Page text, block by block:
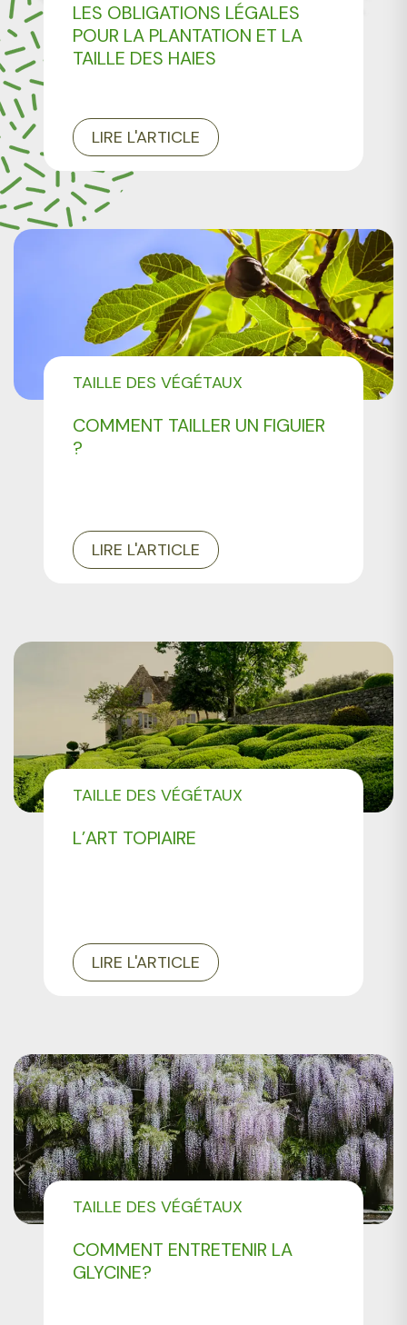
LES OBLIGATIONS LÉGALES
POUR LA PLANTATION ET LA
TAILLE DES HAIES
LIRE L'ARTICLE
COMMENT TAILLER UN FIGUIER
?
TAILLE DES VÉGÉTAUX
LIRE L'ARTICLE
L’ART TOPIAIRE
TAILLE DES VÉGÉTAUX
LIRE L'ARTICLE
COMMENT ENTRETENIR LA
GLYCINE?
TAILLE DES VÉGÉTAUX